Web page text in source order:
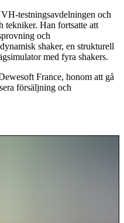
testningsavdelningen och
tekniker. Han fortsatte att
och
shaker, en strukturell
med fyra shakers.
France, honom att gå
försäljning och